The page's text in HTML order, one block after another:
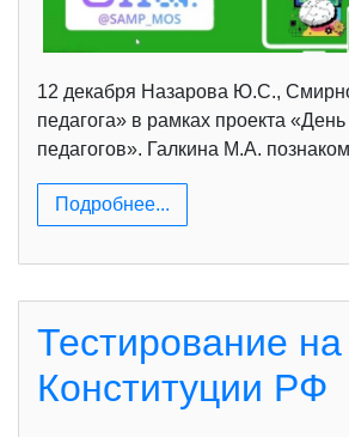
12 декабря Назарова Ю.С.,
педагога» в рамках проекта
педагогов». Галкина М.А.
Подробнее...
Тестирование
Конституции РФ